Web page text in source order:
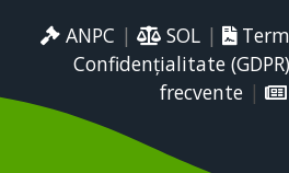
ANPC | SOL|
Confidențialitate (GDPR)
frecvente|